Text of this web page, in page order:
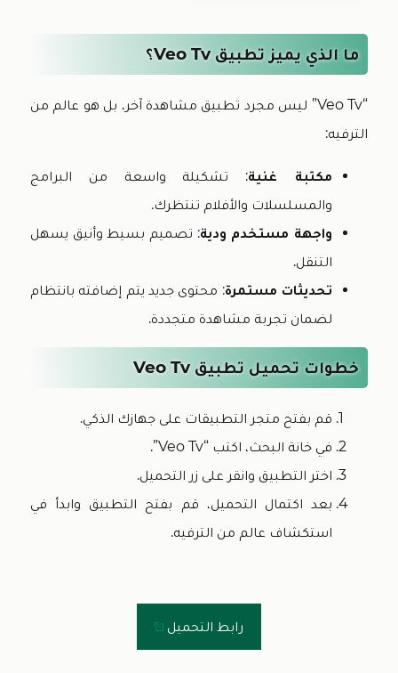
ما الذي يميز تطبيق Veo Tv؟
“veo Tv” ليس مجرد تطبيق مشاهدة آخر، بل هو عالم من
الترفيه:
مكتبة غنية: تشكيلة واسعة من البرامج
والمسلسلات والأفلام تنتظرك.
واجهة مستخدم ودية: تصميم بسيط وأنيق يسهل
التنقل.
تحديثات مستمرة: محتوى جديد يتم إضافته بانتظام
لضمان تجربة مشاهدة متجددة.
خطوات تحميل تطبيق Veo Tv
قم بفتح متجر التطبيقات على جهازك الذكي.
في خانة البحث، اكتب “veo Tv”.
اختر التطبيق وانقر على زر التحميل.
بعد اكتمال التحميل، قم بفتح التطبيق وابدأ في
استكشاف عالم من الترفيه.
رابط التحميل